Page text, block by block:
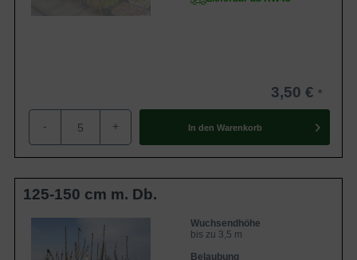
3,50 €
- + In den Warenkorb
125-150 cm m. Db.
Wuchsendhöhe
bis zu 3,5 m
Belaubung